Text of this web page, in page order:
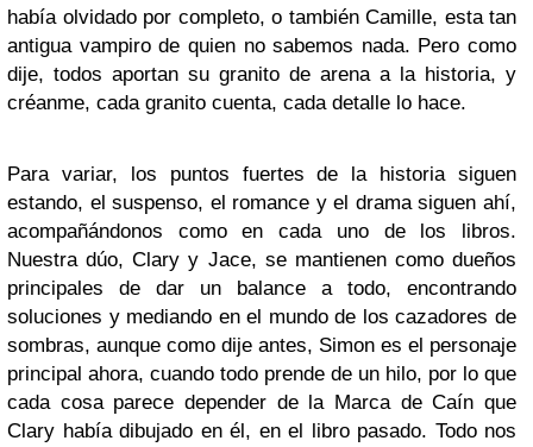
había olvidado por completo, o también Camille, esta tan
antigua vampiro de quien no sabemos nada. Pero como
dije, todos aportan su granito de arena a la historia, y
créanme, cada granito cuenta, cada detalle lo hace.
Para variar, los puntos fuertes de la historia siguen
estando, el suspenso, el romance y el drama siguen ahí,
acompañándonos como en cada uno de los libros.
Nuestra dúo, Clary y Jace, se mantienen como dueños
principales de dar un balance a todo, encontrando
soluciones y mediando en el mundo de los cazadores de
sombras, aunque como dije antes, Simon es el personaje
principal ahora, cuando todo prende de un hilo, por lo que
cada cosa parece depender de la Marca de Caín que
Clary había dibujado en él, en el libro pasado. Todo nos